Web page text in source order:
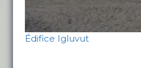
Édifice Igluvut